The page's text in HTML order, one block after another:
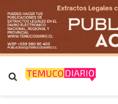
Buscar por